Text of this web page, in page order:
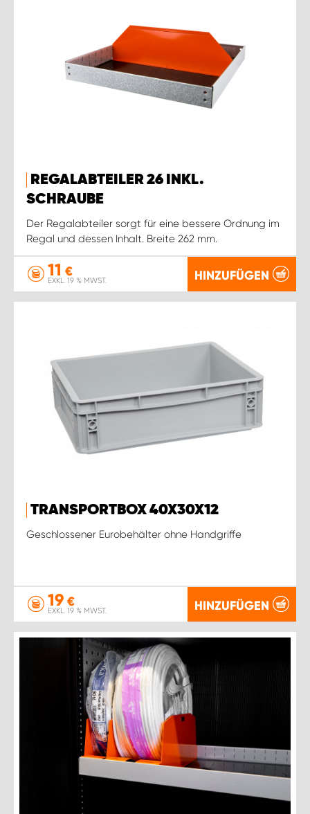
REGALABTEILER 26 INKL.
SCHRAUBE
Der Regalabteiler sorgt für eine bessere Ordnung im
Regal und dessen Inhalt. Breite 262 mm.
11 €
EXKL. 19 % MWST. HINZUFÜGEN
TRANSPORTBOX 40X30X12
Geschlossener Eurobehälter ohne Handgriffe
19 €
EXKL. 19 % MWST. HINZUFÜGEN